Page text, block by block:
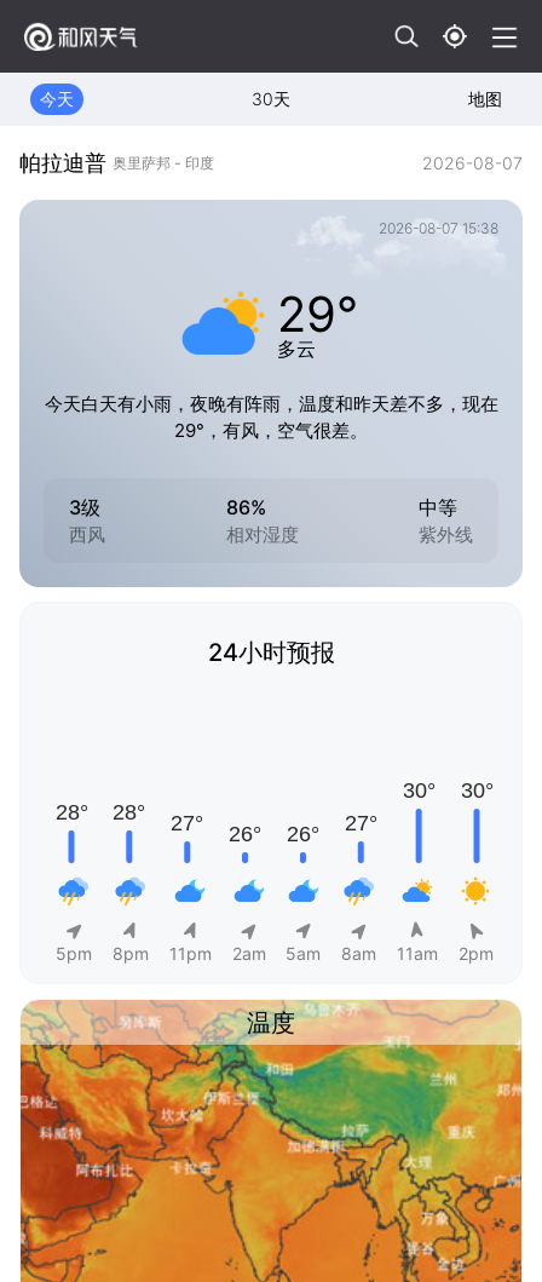
今天 30天 地图
帕拉迪普 奥里萨邦 - 印度 2026-08-07
2026-08-07 15:38
29°
多云
今天白天有小雨，夜晚有阵雨，温度和昨天差不多，现在
29°，有风，空气很差。
3级
西风
86%
相对湿度
中等
紫外线
24小时预报
5pm 8pm 11pm 2am 5am 8am 11am 2pm
温度